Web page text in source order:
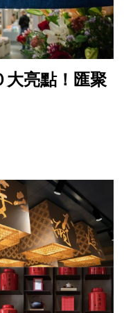
大亮點！匯聚